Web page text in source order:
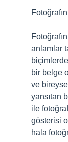
anlamlar
bir belge
ve
yansıtan
ile
gösterisi
hala